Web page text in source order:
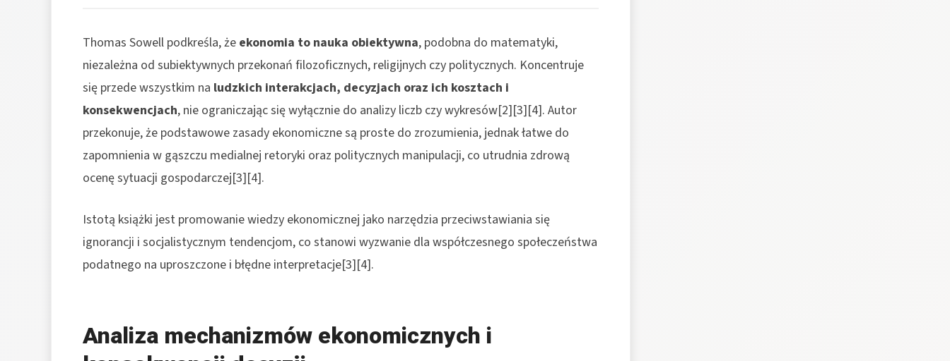
Thomas Sowell podkreśla, że ekonomia to nauka obiektywna, podobna do matematyki,
niezależna od subiektywnych przekonań filozoficznych, religijnych czy politycznych. Koncentruje
się przede wszystkim na ludzkich interakcjach, decyzjach oraz ich kosztach i
konsekwencjach, nie ograniczając się wyłącznie do analizy liczb czy wykresów[2][3][4]. Autor
przekonuje, że podstawowe zasady ekonomiczne są proste do zrozumienia, jednak łatwe do
zapomnienia w gąszczu medialnej retoryki oraz politycznych manipulacji, co utrudnia zdrową
ocenę sytuacji gospodarczej[3][4].
Istotą książki jest promowanie wiedzy ekonomicznej jako narzędzia przeciwstawiania się
ignorancji i socjalistycznym tendencjom, co stanowi wyzwanie dla współczesnego społeczeństwa
podatnego na uproszczone i błędne interpretacje[3][4].
Analiza mechanizmów ekonomicznych i